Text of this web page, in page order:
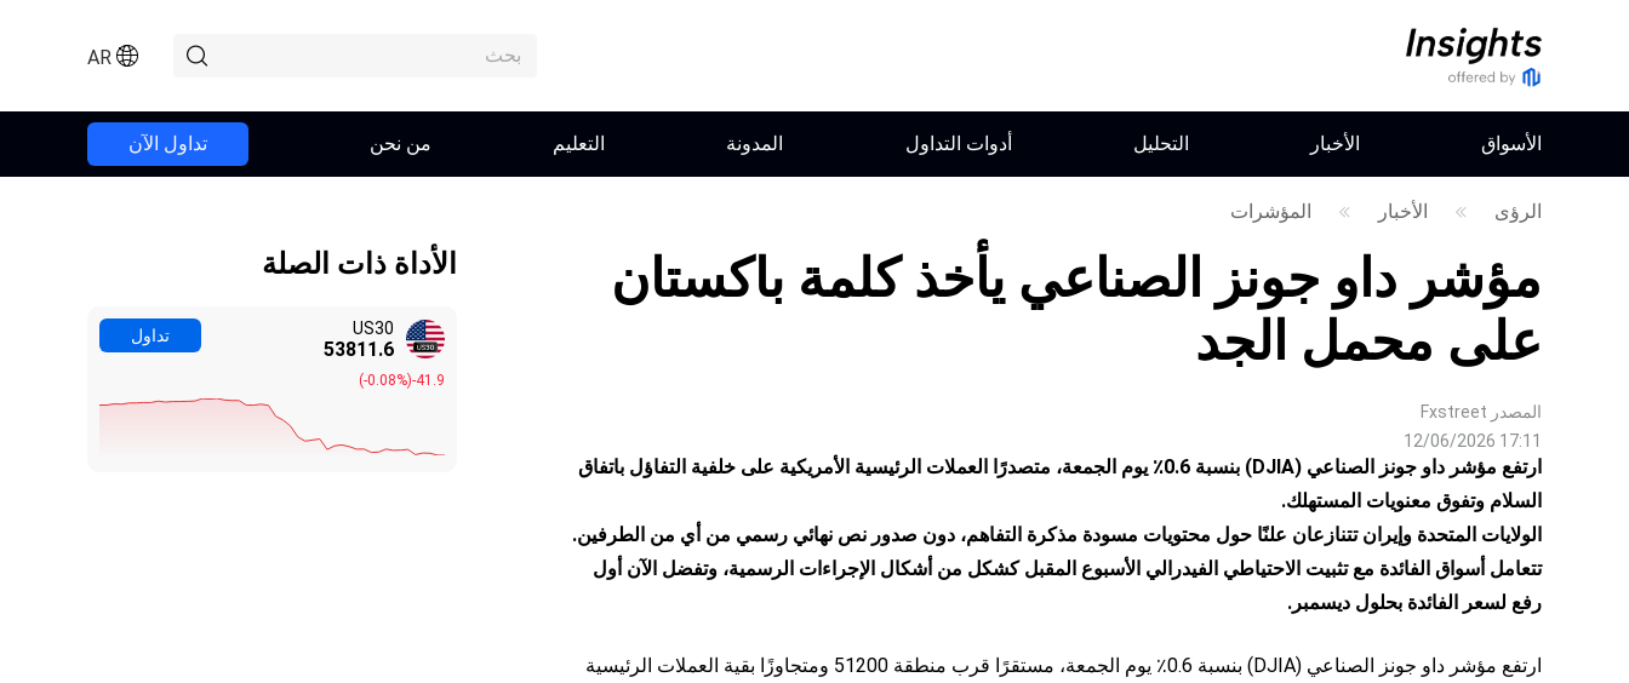
AR
الأسواق الأخبار التحليل أدوات التداول المدونة التعليم من نحن تداول الآن
الرؤى الأخبار المؤشرات
مؤشر داو جونز الصناعي يأخذ كلمة باكستان
على محمل الجد
المصدر Fxstreet
12/06/2026 17:11
ارتفع مؤشر داو جونز الصناعي (DJIA) بنسبة 0.6٪ يوم الجمعة، متصدرًا العملات الرئيسية الأمريكية على خلفية التفاؤل باتفاق
السلام وتفوق معنويات المستهلك.
الولايات المتحدة وإيران تتنازعان علنًا حول محتويات مسودة مذكرة التفاهم، دون صدور نص نهائي رسمي من أي من الطرفين.
تتعامل أسواق الفائدة مع تثبيت الاحتياطي الفيدرالي الأسبوع المقبل كشكل من أشكال الإجراءات الرسمية، وتفضل الآن أول
رفع لسعر الفائدة بحلول ديسمبر.
ارتفع مؤشر داو جونز الصناعي (DJIA) بنسبة 0.6٪ يوم الجمعة، مستقرًا قرب منطقة 51200 ومتجاوزًا بقية العملات الرئيسية
الأداة ذات الصلة
US30
53811.6
-41.9
(-0.08%)
تداول